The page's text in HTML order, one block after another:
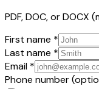
PDF, DOC, or DOCX
First name *
Last name *
Email *
Phone number